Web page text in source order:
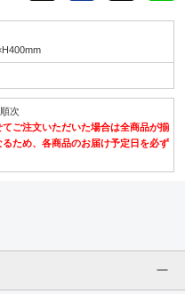
次
ご注文いただいた場合は全商品が揃
ため、各商品のお届け予定日を必ず